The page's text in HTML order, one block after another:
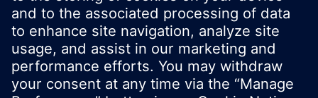
© Siemens Nederland N.V. 2017